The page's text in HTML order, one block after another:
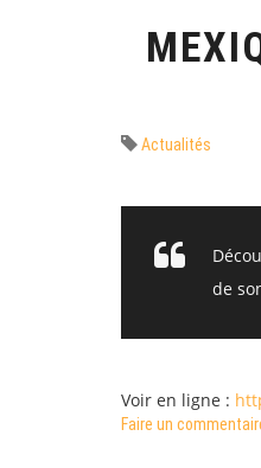
Actualités
de
Voir en ligne :
Faire un